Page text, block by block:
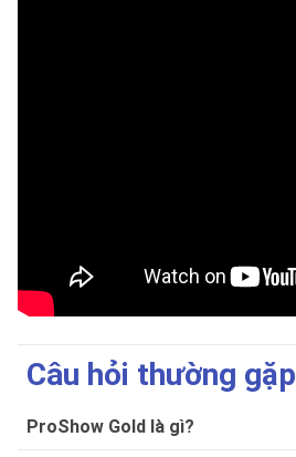
Câu hỏi thường gặp
ProShow Gold là gì?